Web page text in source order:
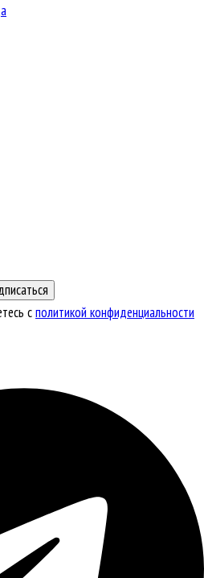
сполитикой конфиденциальности